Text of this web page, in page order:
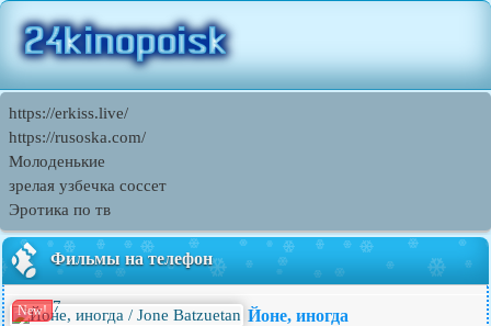
https://erkiss.live/
https://rusoska.com/
Молоденькие
зрелая узбечка соссет
Эротика по тв
Фильмы на телефон
New! 7 Йоне, иногда